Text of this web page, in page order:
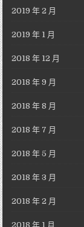
2019 年 2 月
2019 年 1 月
2018 年 12 月
2018 年 9 月
2018 年 8 月
2018 年 7 月
2018 年 5 月
2018 年 3 月
2018 年 2 月
2018 年 1 月